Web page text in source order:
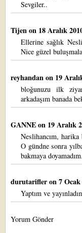
Sevgiler..
Tijenon 18 Aralık
Ellerine sağlık
Nice güzel
reyhandanon 19
bloğunuzu ilk
arkadaşım banada
GANNEon 19 Aralık
Neslihancım,
O gündne sonra
bakmaya
durutarifleron 7
Yaptım ve
Yorum Gönder